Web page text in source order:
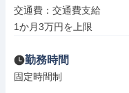
交通費：交通費支給
1か月3万円を上限
勤務時間
固定時間制